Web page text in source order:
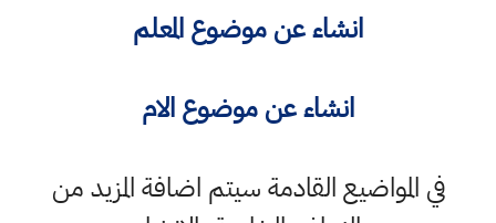
انشاء عن موضوع المعلم
انشاء عن موضوع الام
في المواضيع القادمة سيتم اضافة المزيد من